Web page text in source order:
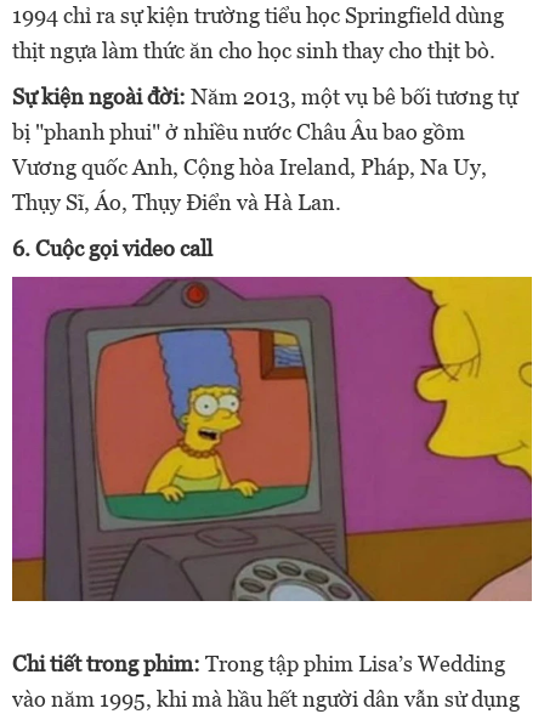
1994 chỉ ra sự kiện trường tiểu học Springfield dùng
thịt ngựa làm thức ăn cho học sinh thay cho thịt bò.
Sự kiện ngoài đời: Năm 2013, một vụ bê bối tương tự
bị "phanh phui" ở nhiều nước Châu Âu bao gồm
Vương quốc Anh, Cộng hòa Ireland, Pháp, Na Uy,
Thụy Sĩ, Áo, Thụy Điển và Hà Lan.
6. Cuộc gọi video call
Chi tiết trong phim: Trong tập phim Lisa’s Wedding
vào năm 1995, khi mà hầu hết người dân vẫn sử dụng